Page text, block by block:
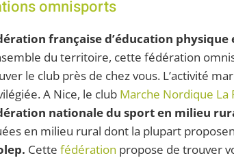
omnisports
française d’éducation
du territoire, cette fédération
le club près de chez vous. L’activité
A Nice, le club Marche Nordique La
nationale du sport en milieu
en milieu rural dont la plupart
Cettefédération propose de trouver